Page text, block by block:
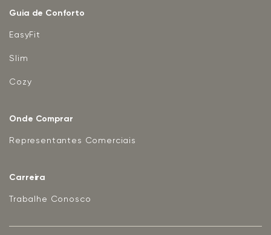
Guia de Conforto
EasyFit
Slim
Cozy
Onde Comprar
Representantes Comerciais
Carreira
Trabalhe Conosco